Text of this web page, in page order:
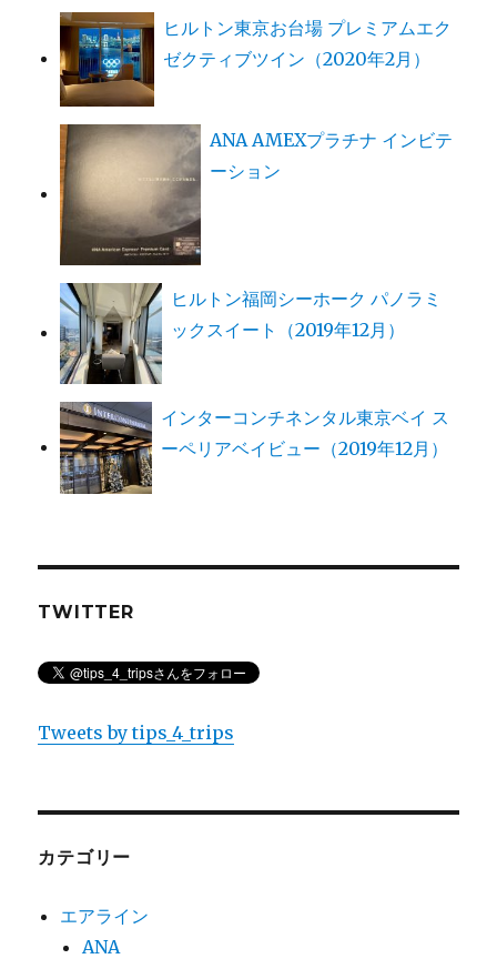
ヒルトン東京お台場 プレミアムエク
ゼクティブツイン（2020年2月）
ANA AMEXプラチナ インビテ
ーション
ヒルトン福岡シーホーク パノラミ
ックスイート（2019年12月）
インターコンチネンタル東京ベイ ス
ーペリアベイビュー（2019年12月）
TWITTER
Tweets by tips_4_trips
カテゴリー
エアライン
ANA